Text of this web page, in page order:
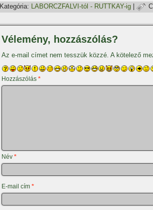
Kategória: LABORCZFALVI-tól - RUTTKAY-ig
Vélemény, hozzászólás?
Az e-mail címet nem tesszük közzé. A kötelező
Hozzászólás *
Név *
E-mail cím *